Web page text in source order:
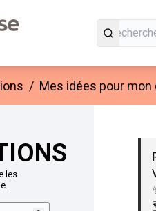
/ Mes idées pour mon
les
Passer la